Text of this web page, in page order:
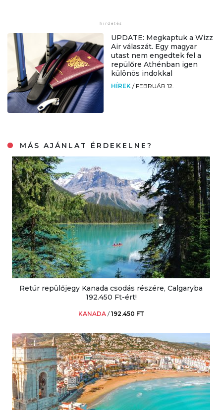
UPDATE: Megkaptuk a Wizz
Air válaszát. Egy magyar
utast nem engedtek fel a
repülőre Athénban igen
különös indokkal
HÍREK / FEBRUÁR 12.
MÁS AJÁNLAT ÉRDEKELNE?
Retúr repülőjegy Kanada csodás részére, Calgaryba
192.450 Ft-ért!
KANADA /192.450 FT